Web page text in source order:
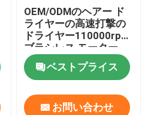
OEM/ODMのヘアー ド
ライヤーの高速打撃の
ドライヤー110000rpm
ブラシレス モーター
ベストプライス
お問い合わせ